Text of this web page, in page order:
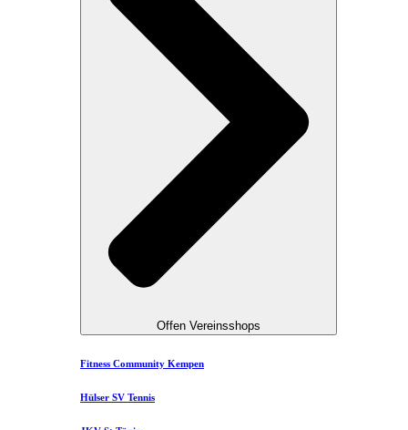
Offen Vereinsshops
Fitness Community Kempen
Hülser SV Tennis